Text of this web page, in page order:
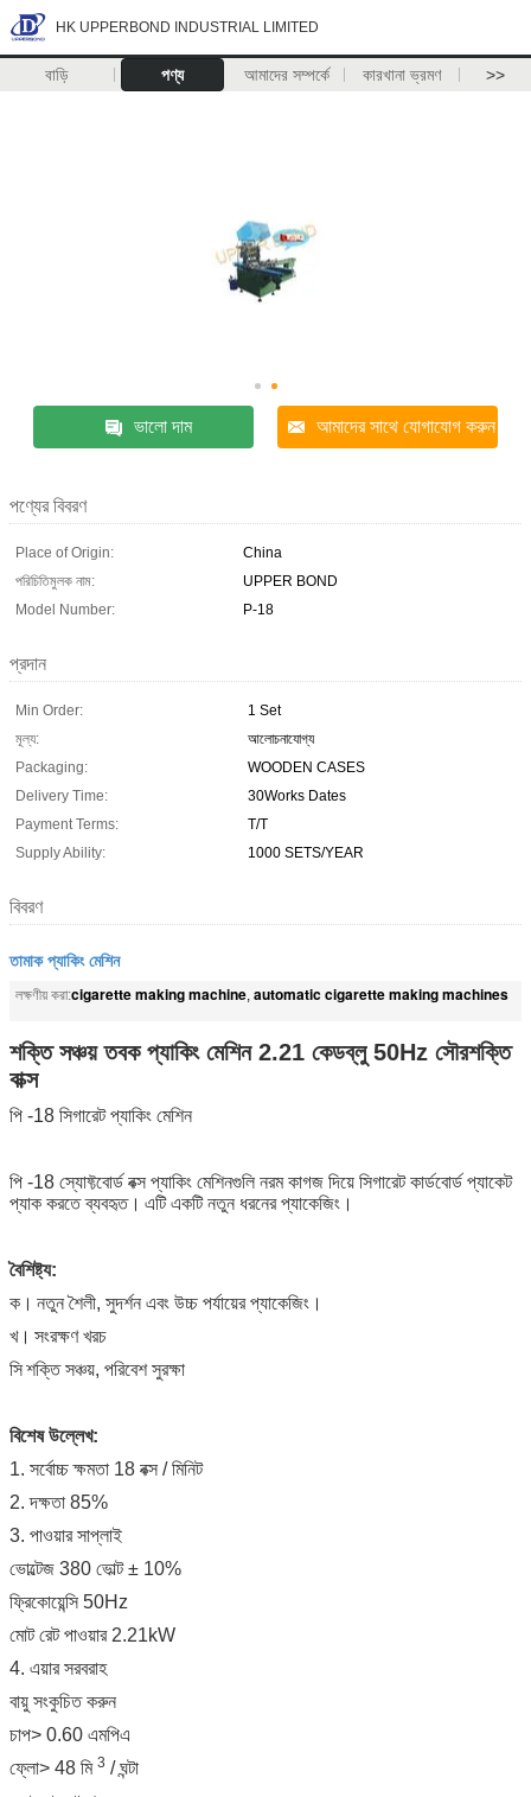
HK UPPERBOND INDUSTRIAL LIMITED
বাড়ি পণ্য আমাদের সম্পর্কে কারখানা ভ্রমণ >>
ভালো দাম আমাদের সাথে যোগাযোগ করুন
পণ্যের বিবরণ
Place of Origin:
China
পরিচিতিমুলক নাম:
UPPER BOND
Model Number:
P-18
প্রদান
Min Order:
1 Set
মূল্য:
আলোচনাযোগ্য
Packaging:
WOODEN CASES
Delivery Time:
30Works Dates
Payment Terms:
T/T
Supply Ability:
1000 SETS/YEAR
বিবরণ
তামাক প্যাকিং মেশিন
লক্ষণীয় করা:cigarette making machine, automatic cigarette making machines
শক্তি সঞ্চয় তবক প্যাকিং মেশিন 2.21 কেডব্লু 50Hz সৌরশক্তি
বাক্স
পি -18 সিগারেট প্যাকিং মেশিন
পি -18 স্যোফ্টবোর্ড বক্স প্যাকিং মেশিনগুলি নরম কাগজ দিয়ে সিগারেট কার্ডবোর্ড প্যাকেট
প্যাক করতে ব্যবহৃত। এটি একটি নতুন ধরনের প্যাকেজিং।
বৈশিষ্ট্য:
ক। নতুন শৈলী, সুদর্শন এবং উচ্চ পর্যায়ের প্যাকেজিং।
খ। সংরক্ষণ খরচ
সিশক্তি সঞ্চয়, পরিবেশ সুরক্ষা
বিশেষ উল্লেখ:
1. সর্বোচ্চ ক্ষমতা 18 বক্স / মিনিট
2. দক্ষতা 85%
3. পাওয়ার সাপ্লাই
ভোল্টেজ 380 ভোল্ট ± 10%
ফ্রিকোয়েন্সি 50Hz
মোট রেট পাওয়ার 2.21kW
4. এয়ার সরবরাহ
বায়ু সংকুচিত করুন
চাপ> 0.60 এমপিএ
ফ্লো> 48 মি 3 / ঘন্টা